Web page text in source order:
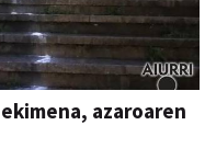
azaroaren